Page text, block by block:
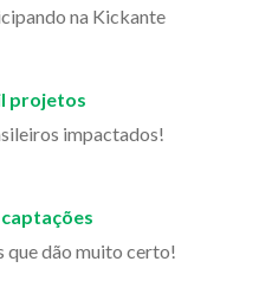
na Kickante
projetos
impactados!
que dão muito certo!